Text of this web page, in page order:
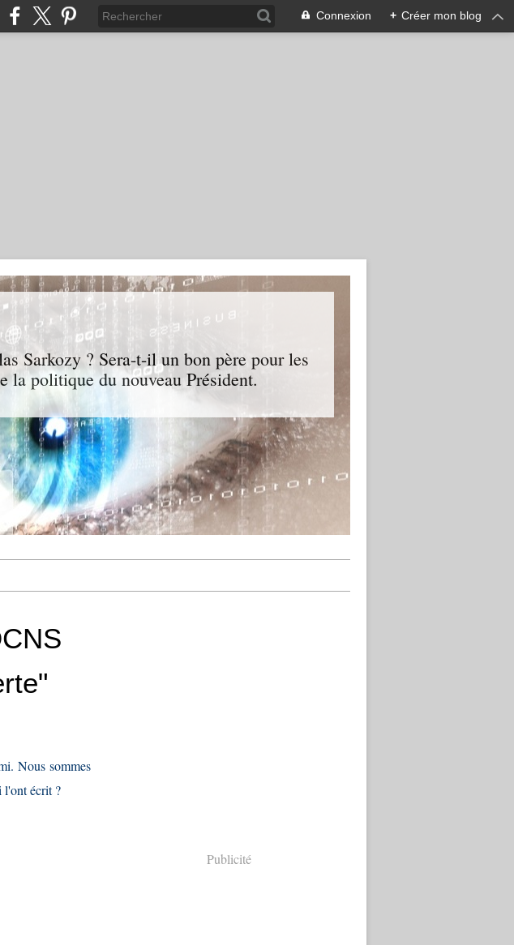
Connexion + Créer mon blog
Sarkozy ? Sera-t-il un bon père pour les
la politique du nouveau Président.
Nous sommes
l'ont écrit ?
Publicité